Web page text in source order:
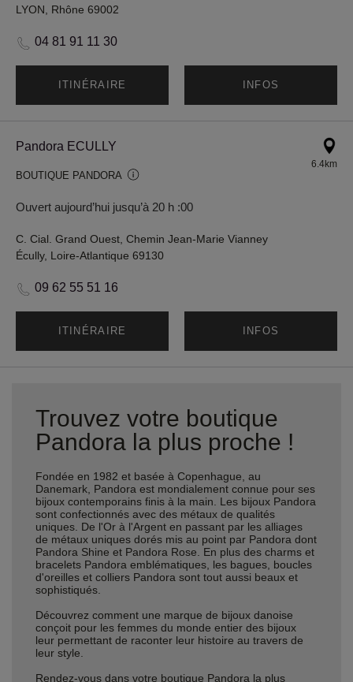
LYON, Rhône 69002
04 81 91 11 30
ITINÉRAIRE INFOS
Pandora ECULLY
BOUTIQUE PANDORA
Ouvert aujourd’hui jusqu’à 20 h :00
6.4km
C. Cial. Grand Ouest, Chemin Jean-Marie Vianney
Écully, Loire-Atlantique 69130
09 62 55 51 16
ITINÉRAIRE INFOS
Trouvez votre boutique
Pandora la plus proche !
Fondée en 1982 et basée à Copenhague, au
Danemark, Pandora est mondialement connue pour ses
bijoux contemporains finis à la main. Les bijoux Pandora
sont confectionnés avec des métaux de qualités
uniques. De l'Or à l'Argent en passant par les alliages
de métaux uniques dorés mis au point par Pandora dont
Pandora Shine et Pandora Rose. En plus des charms et
bracelets Pandora emblématiques, les bagues, boucles
d'oreilles et colliers Pandora sont tout aussi beaux et
sophistiqués.
Découvrez comment une marque de bijoux danoise
conçoit pour les femmes du monde entier des bijoux
leur permettant de raconter leur histoire au travers de
leur style.
Rendez-vous dans votre boutique Pandora la plus